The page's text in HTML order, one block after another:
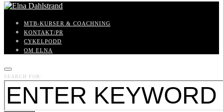
MTB-KURSER & COACHNING
KONTAKT/PR
CYKELPODD
OM ELNA
SEARCH FOR: